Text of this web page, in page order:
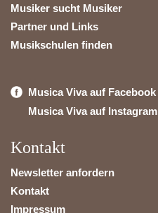
Musiker sucht Musiker
Partner und Links
Musikschulen finden
Musica Viva auf Facebook
Musica Viva auf Instagram
Kontakt
Newsletter anfordern
Kontakt
Impressum